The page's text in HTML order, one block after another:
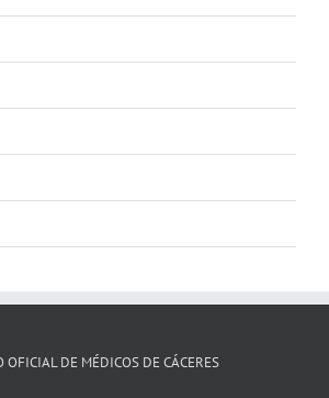
OFICIAL DE MÉDICOS DE CÁCERES